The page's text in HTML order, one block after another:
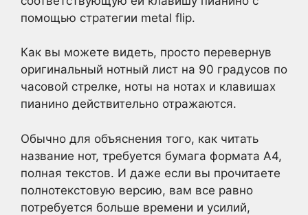
помощью стратегии metal flip.
Как вы можете видеть, просто перевернув
оригинальный нотный лист на 90 градусов по
часовой стрелке, ноты на нотах и клавишах
пианино действительно отражаются.
Обычно для объяснения того, как читать
название нот, требуется бумага формата А4,
полная текстов. И даже если вы прочитаете
полнотекстовую версию, вам все равно
потребуется больше времени и усилий,